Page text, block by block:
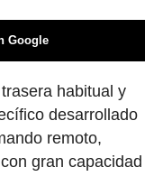
Google
habitual y
desarrollado
remoto,
gran capacidad